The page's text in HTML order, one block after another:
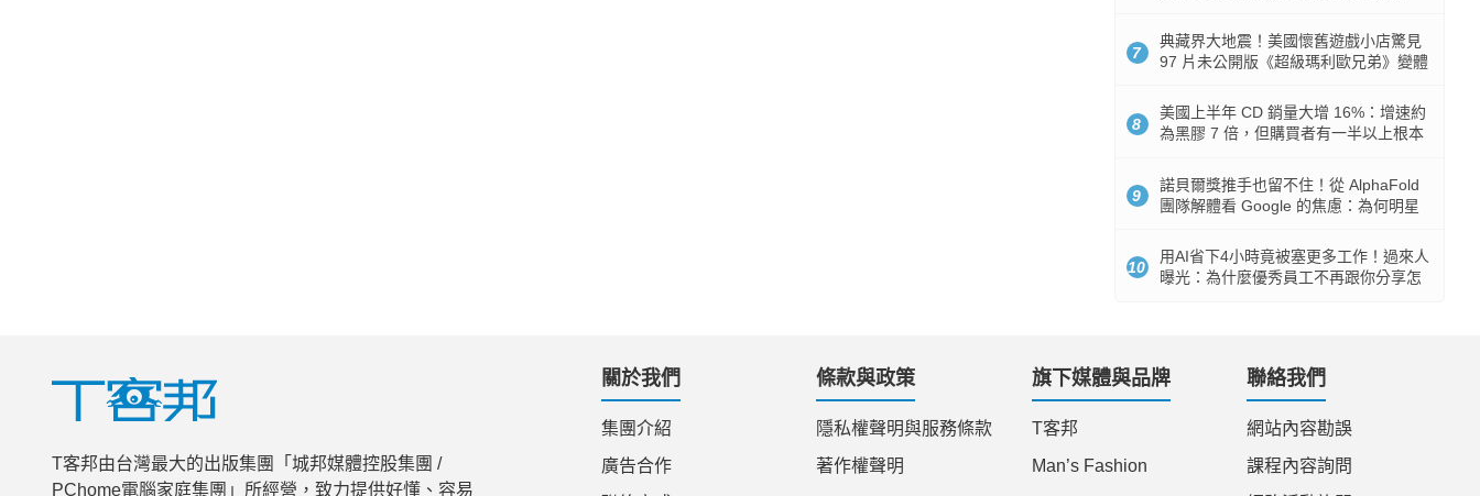
7
典藏界大地震！美國懷舊遊戲小店驚見
97 片未公開版《超級瑪利歐兄弟》變體
8
美國上半年 CD 銷量大增 16%：增速約
為黑膠 7 倍，但購買者有一半以上根本
9
諾貝爾獎推手也留不住！從 AlphaFold
團隊解體看 Google 的焦慮：為何明星
10
用AI省下4小時竟被塞更多工作！過來人
曝光：為什麼優秀員工不再跟你分享怎
T客邦由台灣最大的出版集團「城邦媒體控股集團 /
PChome電腦家庭集團」所經營，致力提供好懂、容易
關於我們
集團介紹
廣告合作
條款與政策
隱私權聲明與服務條款
著作權聲明
旗下媒體與品牌
T客邦
Man’s Fashion
聯絡我們
網站內容勘誤
課程內容詢問